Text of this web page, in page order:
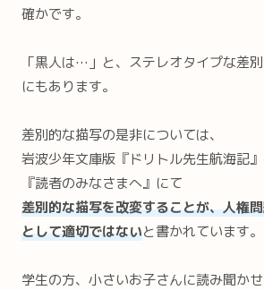
確かです。
「黒人は…」と、ステレオタイプな差
にもあります。
差別的な描写の是非については、
岩波少年文庫版『ドリトル先生航海記
『読者のみなさまへ』にて
差別的な描写を改変することが、人権
として適切ではないと書かれています。
学生の方、小さいお子さんに読み聞か